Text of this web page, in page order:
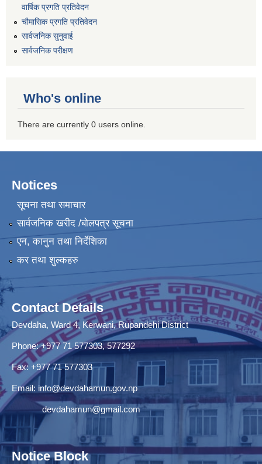
वार्षिक प्रगति प्रतिवेदन
चौमासिक प्रगति प्रतिवेदन
सार्वजनिक सुनुवाई
सार्वजनिक परीक्षण
Who's online
There are currently 0 users online.
Notices
सूचना तथा समाचार
सार्वजनिक खरीद /बोलपत्र सूचना
एन, कानुन तथा निर्देशिका
कर तथा शुल्कहरु
Contact Details
Devdaha, Ward 4, Kerwani, Rupandehi District
Phone: +977 71 577303, 577292
Fax: +977 71 577303
Email: info@devdahamun.gov.np
devdahamun@gmail.com
Notice Block